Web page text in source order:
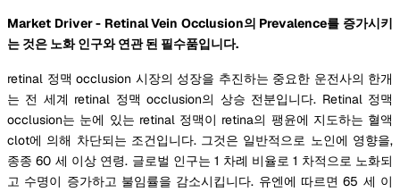
Market Driver - Retinal Vein Occlusion의 Prevalence를 증가시키
는 것은 노화 인구와 연관 된 필수품입니다.
retinal 정맥 occlusion 시장의 성장을 추진하는 중요한 운전사의 한개
는 전 세계 retinal 정맥 occlusion의 상승 전분입니다. Retinal 정맥
occlusion는 눈에 있는 retinal 정맥이 retina의 팽윤에 지도하는 혈액
clot에 의해 차단되는 조건입니다. 그것은 일반적으로 노인에 영향을,
종종 60 세 이상 연령. 글로벌 인구는 1 차례 비율로 1 차적으로 노화되
고 수명이 증가하고 불임률을 감소시킵니다. 유엔에 따르면 65 세 이